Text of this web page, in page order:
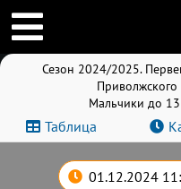
Сезон 2024/2025.
Мальчики до 13
Таблица
01.12.2024